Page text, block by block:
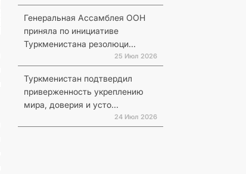
Генеральная Ассамблея ООН
приняла по инициативе
Туркменистана резолюци...
25 Июл 2026
Туркменистан подтвердил
приверженность укреплению
мира, доверия и усто...
24 Июл 2026